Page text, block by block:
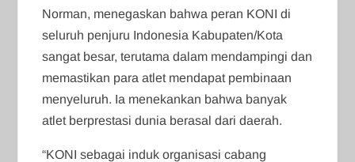
Norman, menegaskan bahwa peran KONI di
seluruh penjuru Indonesia Kabupaten/Kota
sangat besar, terutama dalam mendampingi dan
memastikan para atlet mendapat pembinaan
menyeluruh. Ia menekankan bahwa banyak
atlet berprestasi dunia berasal dari daerah.
“KONI sebagai induk organisasi cabang